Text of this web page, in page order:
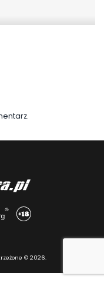
© 2026.